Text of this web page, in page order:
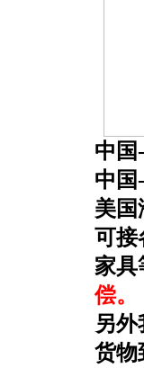
中国
中国
美国
可接
家具
偿。
另
货物